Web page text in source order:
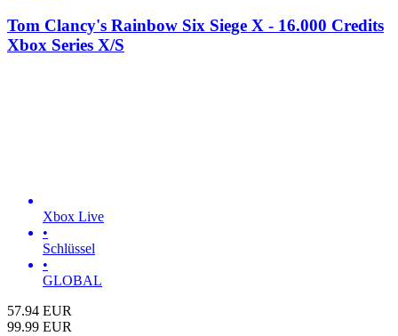
Tom Clancy's Rainbow Six Siege X - 16.000 Credits
Xbox Series X/S
Xbox Live
•
Schlüssel
•
GLOBAL
57.94 EUR
99.99 EUR